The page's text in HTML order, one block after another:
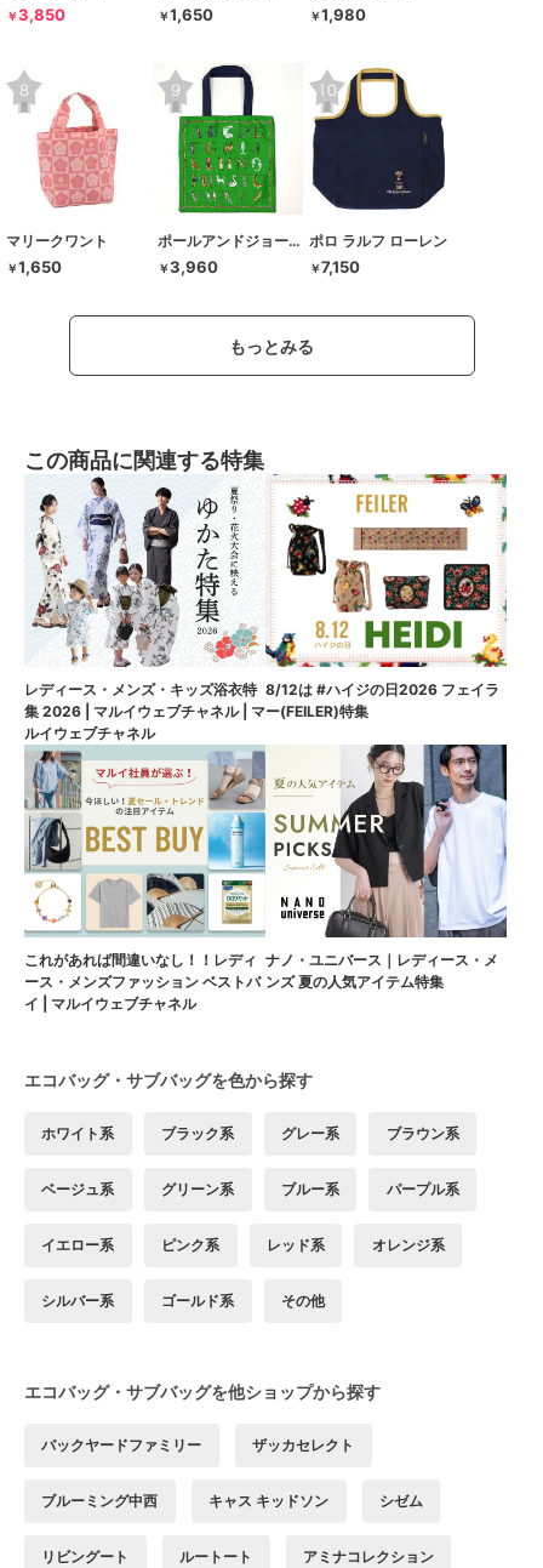
￥3,850 ￥1,650 ￥1,980
マリークワント
￥1,650
ポールアンドジョーアクセソワ
￥3,960
ポロ ラルフ ローレン
￥7,150
もっとみる
この商品に関連する特集
レディース・メンズ・キッズ浴衣特
集 2026 | マルイウェブチャネル | マ
ルイウェブチャネル
8/12は #ハイジの日2026 フェイラ
ー(FEILER)特集
これがあれば間違いなし！！レディ
ース・メンズファッション ベストバ
イ | マルイウェブチャネル
ナノ・ユニバース｜レディース・メ
ンズ 夏の人気アイテム特集
エコバッグ・サブバッグを色から探す
ホワイト系 ブラック系 グレー系 ブラウン系
ベージュ系 グリーン系 ブルー系 パープル系
イエロー系 ピンク系 レッド系 オレンジ系
シルバー系 ゴールド系 その他
エコバッグ・サブバッグを他ショップから探す
バックヤードファミリー ザッカセレクト
ブルーミング中西 キャス キッドソン シゼム
リビングート ルートート アミナコレクション